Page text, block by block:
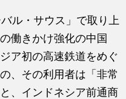
ル・サウス」で取り上
働きかけ強化の中国
ア初の高速鉄道をめぐ
、その利用者は「非常
、インドネシア前通商